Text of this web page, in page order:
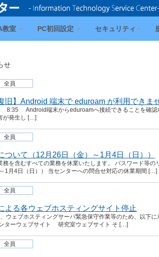
教室 PC初回設定 セキュリティ
せ
全員
旧】Android 端末で eduroam が利用できま
8:35 Android端末からeduroamへ接続できることを確
が発生し […]
全員
ついて（12月26日（金）～1月4日（日））
務を含むすべての業務を休業いたします。 パスワード等
1月4日（日）） 当センターへの問合せ対応の休業期間 […]
全員
よる各ウェブホスティングサイト停止
ウェブホスティングサーバ緊急保守作業等のため、
ターウェブサイト 研究室ウェブサイト そ […]
全員